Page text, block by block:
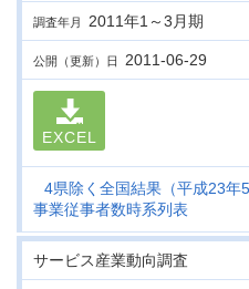
調査年月 2011年1～3月期
公開（更新）日 2011-06-29
EXCEL
4県除く全国結果（平成23年
事業従事者数時系列表
サービス産業動向調査